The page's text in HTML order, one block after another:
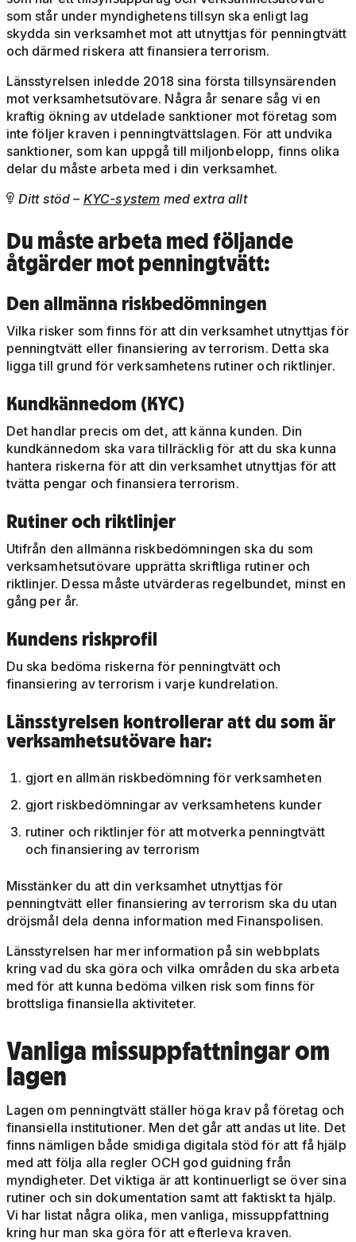
som står under myndighetens tillsyn ska enligt lag
skydda sin verksamhet mot att utnyttjas för penningtvätt
och därmed riskera att finansiera terrorism.
Länsstyrelsen inledde 2018 sina första tillsynsärenden
mot verksamhetsutövare. Några år senare såg vi en
kraftig ökning av utdelade sanktioner mot företag som
inte följer kraven i penningtvättslagen. För att undvika
sanktioner, som kan uppgå till miljonbelopp, finns olika
delar du måste arbeta med i din verksamhet.
 Ditt stöd – KYC-system med extra allt
Du måste arbeta med följande
åtgärder mot penningtvätt:
Den allmänna riskbedömningen
Vilka risker som finns för att din verksamhet utnyttjas för
penningtvätt eller finansiering av terrorism. Detta ska
ligga till grund för verksamhetens rutiner och riktlinjer.
Kundkännedom (KYC)
Det handlar precis om det, att känna kunden. Din
kundkännedom ska vara tillräcklig för att du ska kunna
hantera riskerna för att din verksamhet utnyttjas för att
tvätta pengar och finansiera terrorism.
Rutiner och riktlinjer
Utifrån den allmänna riskbedömningen ska du som
verksamhetsutövare upprätta skriftliga rutiner och
riktlinjer. Dessa måste utvärderas regelbundet, minst en
gång per år.
Kundens riskprofil
Du ska bedöma riskerna för penningtvätt och
finansiering av terrorism i varje kundrelation.
Länsstyrelsen kontrollerar att du som är
verksamhetsutövare har:
gjort en allmän riskbedömning för verksamheten
gjort riskbedömningar av verksamhetens kunder
rutiner och riktlinjer för att motverka penningtvätt
och finansiering av terrorism
Misstänker du att din verksamhet utnyttjas för
penningtvätt eller finansiering av terrorism ska du utan
dröjsmål dela denna information med Finanspolisen.
Länsstyrelsen har mer information på sin webbplats
kring vad du ska göra och vilka områden du ska arbeta
med för att kunna bedöma vilken risk som finns för
brottsliga finansiella aktiviteter.
Vanliga missuppfattningar om
lagen
Lagen om penningtvätt ställer höga krav på företag och
finansiella institutioner. Men det går att andas ut lite. Det
finns nämligen både smidiga digitala stöd för att få hjälp
med att följa alla regler OCH god guidning från
myndigheter. Det viktiga är att kontinuerligt se över sina
rutiner och sin dokumentation samt att faktiskt ta hjälp.
Vi har listat några olika, men vanliga, missuppfattning
kring hur man ska göra för att efterleva kraven.